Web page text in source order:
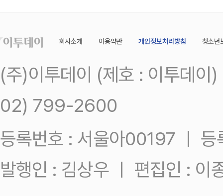
회사소개 이용약관 개인정보처리방침 청소년
(주)이투데이 (제호 : 이투데
02) 799-2600
등록번호 : 서울아00197 ㅣ
발행인 : 김상우 ㅣ 편집인 : 이